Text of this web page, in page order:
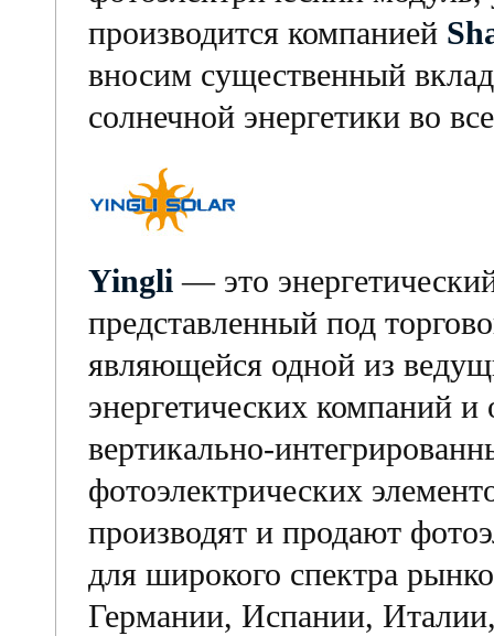
производится компанией
вносим существенный
солнечной энергетики во
Yingli — это
представленный под
являющейся одной из
энергетических компаний
вертикально-
фотоэлектрических
производят и продают
для широкого спектра
Германии, Испании,